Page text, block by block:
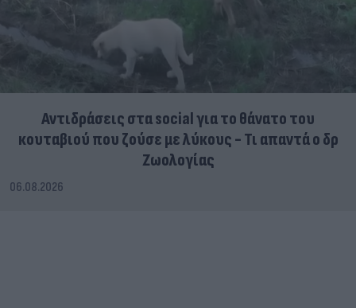
Αντιδράσεις στα social για το θάνατο του
κουταβιού που ζούσε με λύκους - Τι απαντά ο δρ
Ζωολογίας
06.08.2026